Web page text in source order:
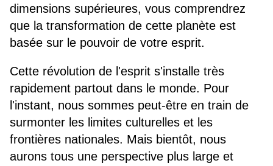
dimensions supérieures, vous comprendrez
que la transformation de cette planète est
basée sur le pouvoir de votre esprit.
Cette révolution de l'esprit s'installe très
rapidement partout dans le monde. Pour
l'instant, nous sommes peut-être en train de
surmonter les limites culturelles et les
frontières nationales. Mais bientôt, nous
aurons tous une perspective plus large et